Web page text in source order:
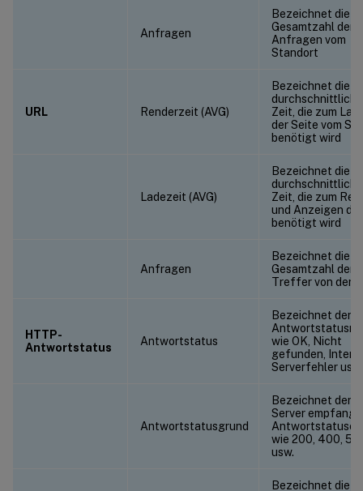
Anfragen
Bezeichnet die
Gesamtzahl der
Anfragen vom
Standort
URL Renderzeit (AVG)
Bezeichnet die
durchschnittliche
Zeit, die zum
der Seite vom
benötigt wird
Ladezeit (AVG)
Bezeichnet die
durchschnittliche
Zeit, die zum
und Anzeigen
benötigt wird
Anfragen
Bezeichnet die
Gesamtzahl der
Treffer von der
HTTP-
Antwortstatus
Antwortstatus
Bezeichnet den
wie OK, Nicht
gefunden,
Serverfehler usw.
Antwortstatusgrund
Bezeichnet den
Server
wie 200, 400,
usw.
Bezeichnet die